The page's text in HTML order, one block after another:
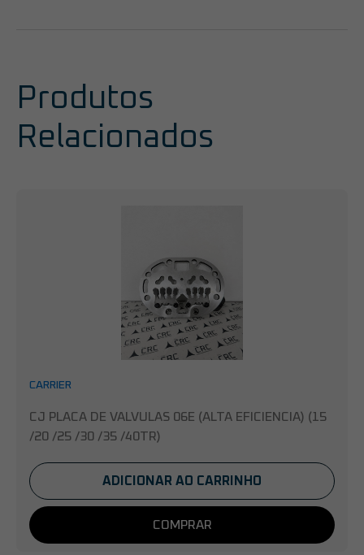
Produtos
Relacionados
CARRIER
CJ PLACA DE VALVULAS 06E (ALTA EFICIENCIA) (15
/20 /25 /30 /35 /40TR)
ADICIONAR AO CARRINHO
COMPRAR